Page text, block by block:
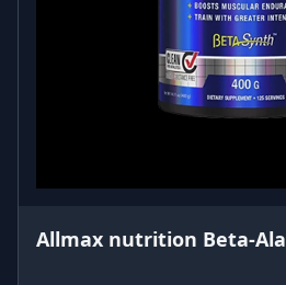
Allmax nutrition Beta-Ala